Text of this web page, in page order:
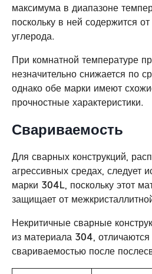
максимума в диапазоне
поскольку в ней содержится
углерода.
При комнатной температуре
незначительно снижается по
однако обе марки имеют
прочностные характеристики.
Свариваемость
Для сварных конструкций,
агрессивных средах, следует
марки 304L, поскольку этот
защищает от
Некритичные сварные
из материала 304,
свариваемостью после